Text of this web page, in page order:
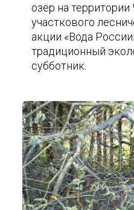
озёр на
участкового
акции «Вода
традиционный
субботник.